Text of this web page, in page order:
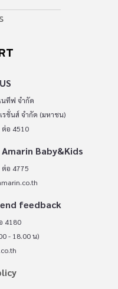
นทีฟ จำกัด
รชั่นส์ จำกัด (มหาชน)
ต่อ 4510
Baby&Kids
ต่อ 4775
feedback
4180
- 18.00 น)